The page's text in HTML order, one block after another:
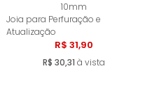
10mm
Joia para Perfuração e
Atualização
R$ 31,90
R$ 30,31 à vista